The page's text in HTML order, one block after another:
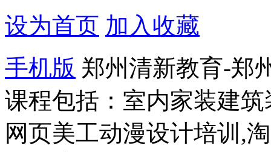
设为首页 加入收藏
手机版 郑州清新教育-郑
课程包括：室内家装建
网页美工动漫设计培训,